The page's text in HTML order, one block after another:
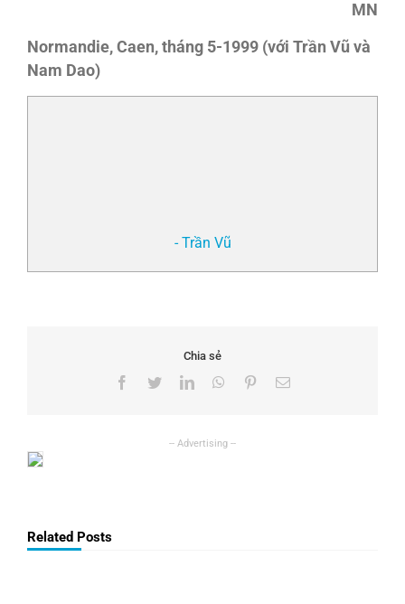
MN
Normandie, Caen, tháng 5-1999 (với Trần Vũ và
Nam Dao)
- Trần Vũ
Chia sẻ
Facebook
TwitterLinkedInWhatsApp
PinterestEmail
Related Posts